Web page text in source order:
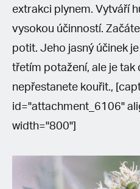
extrakci plynem. Vytváří
vysokou účinností.
potit. Jeho jasný účinek
třetím potažení, ale je tak
nepřestanete kouřit.,
id="attachment_6106"
width="800"]